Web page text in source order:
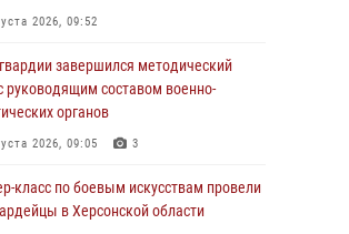
2026, 09:52
завершился методический
руководящим составом военно-
органов
2026, 09:05 3
класс по боевым искусствам провели
в Херсонской области